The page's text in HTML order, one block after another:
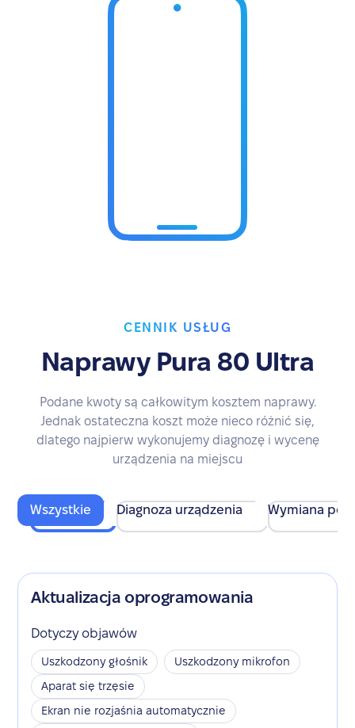
CENNIK USŁUG
Naprawy Pura 80 Ultra
Podane kwoty są całkowitym kosztem naprawy.
Jednak ostateczna koszt może nieco różnić się,
dlatego najpierw wykonujemy diagnozę i wycenę
urządzenia na miejscu
Wszystkie Diagnoza urządzenia Wymiana
Aktualizacja oprogramowania
Dotyczy objawów
Uszkodzony głośnik
Uszkodzony mikrofon
Aparat się trzęsie
Ekran nie rozjaśnia automatycznie